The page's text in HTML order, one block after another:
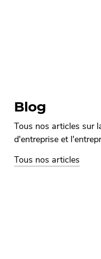
Blog
Tous nos articles sur
d'entreprise et
Tous nos articles